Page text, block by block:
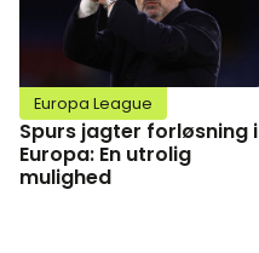
Europa League
Spurs jagter forløsning i
Europa: En utrolig
mulighed